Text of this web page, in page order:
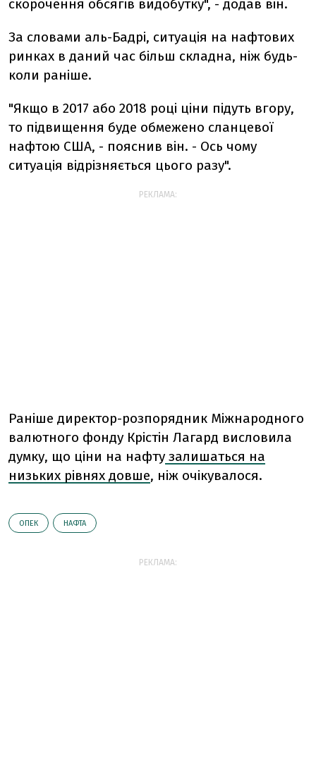
скорочення обсягів видобутку", - додав він.
За словами аль-Бадрі, ситуація на нафтових
ринках в даний час більш складна, ніж будь-
коли раніше.
"Якщо в 2017 або 2018 році ціни підуть вгору,
то підвищення буде обмежено сланцевої
нафтою США, - пояснив він. - Ось чому
ситуація відрізняється цього разу".
РЕКЛАМА:
Раніше директор-розпорядник Міжнародного
валютного фонду Крістін Лагард висловила
думку, що ціни на нафту залишаться на
низьких рівнях довше, ніж очікувалося.
ОПЕК НАФТА
РЕКЛАМА: